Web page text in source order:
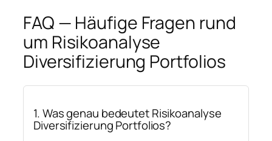
FAQ — Häufige Fragen rund
um Risikoanalyse
Diversifizierung Portfolios
1. Was genau bedeutet Risikoanalyse
Diversifizierung Portfolios?